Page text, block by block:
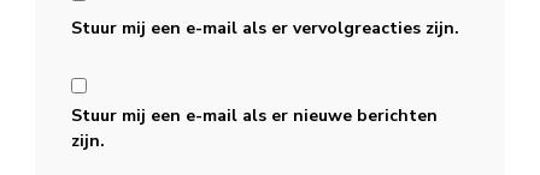
Stuur mij een e-mail als er vervolgreacties zijn.
Stuur mij een e-mail als er nieuwe berichten
zijn.